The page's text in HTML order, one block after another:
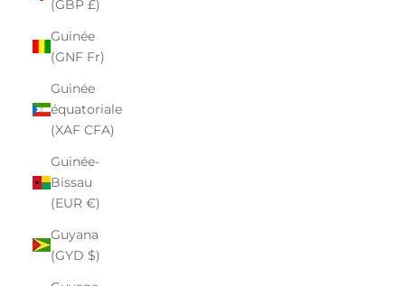
(GBP £)
Guinée
(GNF Fr)
Guinée
équatoriale
(XAF CFA)
Guinée-
Bissau
(EUR €)
Guyana
(GYD $)